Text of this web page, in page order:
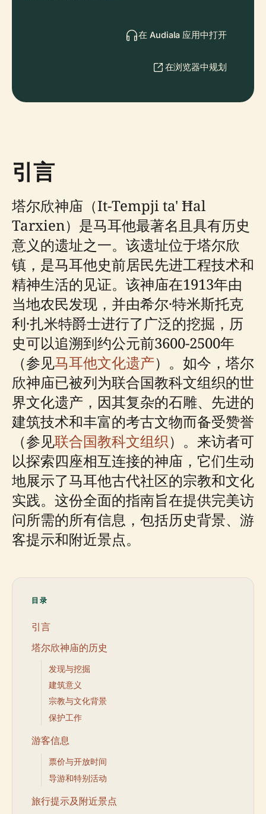
在 Audiala 应用中打开
在浏览器中规划
引言
塔尔欣神庙（It-Tempji ta' Ħal
Tarxien）是马耳他最著名且具有历史
意义的遗址之一。该遗址位于塔尔欣
镇，是马耳他史前居民先进工程技术和
精神生活的见证。该神庙在1913年由
当地农民发现，并由希尔·特米斯托克
利·扎米特爵士进行了广泛的挖掘，历
史可以追溯到约公元前3600-2500年
（参见马耳他文化遗产）。如今，塔尔
欣神庙已被列为联合国教科文组织的世
界文化遗产，因其复杂的石雕、先进的
建筑技术和丰富的考古文物而备受赞誉
（参见联合国教科文组织）。来访者可
以探索四座相互连接的神庙，它们生动
地展示了马耳他古代社区的宗教和文化
实践。这份全面的指南旨在提供完美访
问所需的所有信息，包括历史背景、游
客提示和附近景点。
目录
引言
塔尔欣神庙的历史
发现与挖掘
建筑意义
宗教与文化背景
保护工作
游客信息
票价与开放时间
导游和特别活动
旅行提示及附近景点